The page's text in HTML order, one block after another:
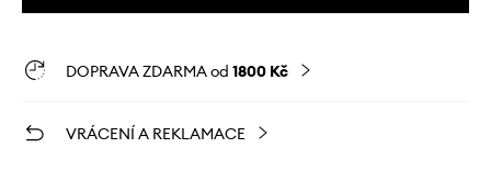
DOPRAVA ZDARMA od 1800 Kč
VRÁCENÍ A REKLAMACE